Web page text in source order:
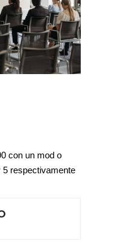
con un mod o
5 respectivamente